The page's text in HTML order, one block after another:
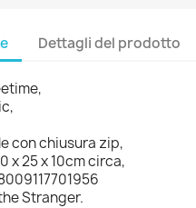
Dettagli del prodotto
con chiusura zip,
x 25 x 10cm circa,
Stranger.